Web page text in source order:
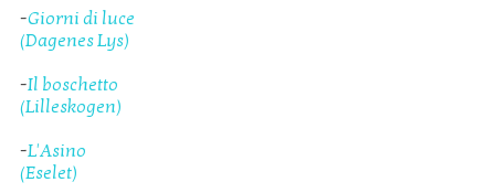
-Giorni di luce
(Dagenes Lys)
-Il boschetto
(Lilleskogen)
-L'Asino
(Eselet)